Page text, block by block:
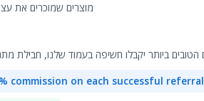
✅ מוצרים שמוכרים את
commission on each successful referral